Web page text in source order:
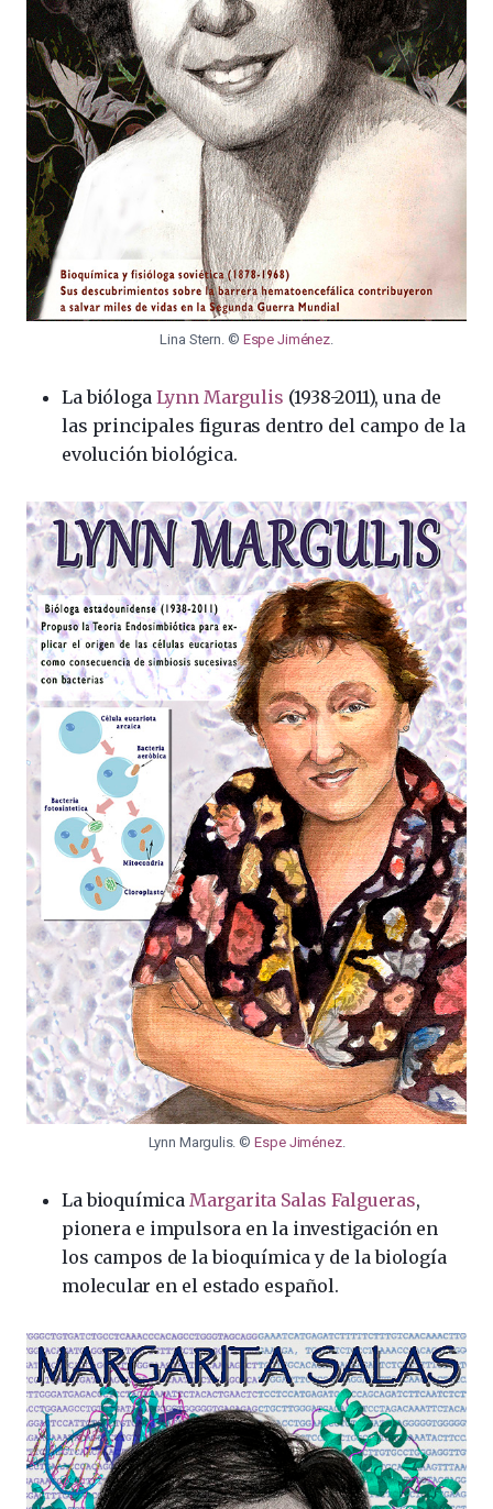
Lina Stern. © Espe Jiménez.
La bióloga Lynn Margulis (1938-2011), una de
las principales figuras dentro del campo de la
evolución biológica.
Lynn Margulis. ©Espe Jiménez.
La bioquímicaMargarita Salas Falgueras,
pionera e impulsora en la investigación en
los campos de la bioquímica y de la biología
molecular en el estado español.